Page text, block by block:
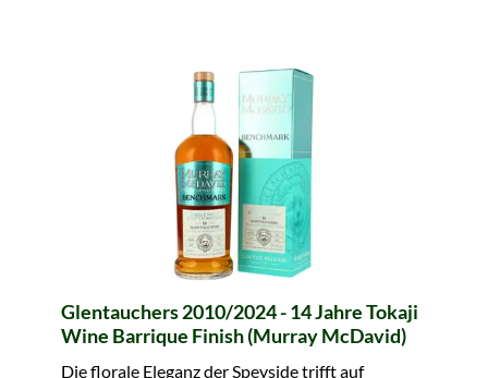
Glentauchers 2010/2024 - 14 Jahre Tokaji
Wine Barrique Finish (Murray McDavid)
Die florale Eleganz der Speyside trifft auf